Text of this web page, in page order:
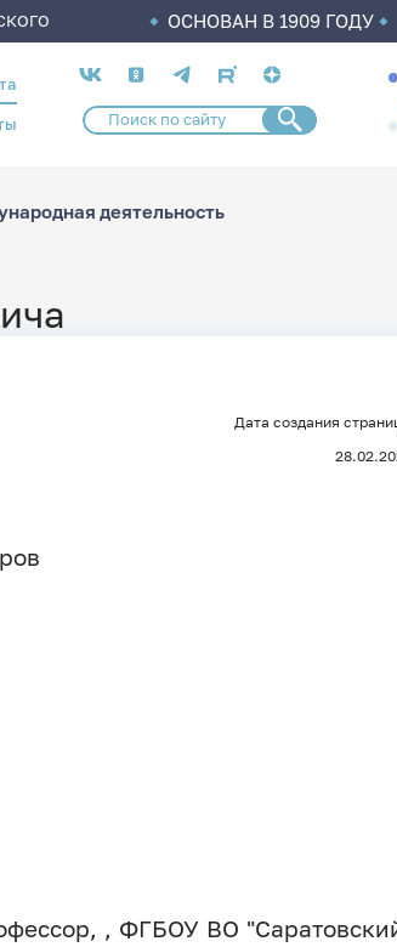
ОСНОВАН В 1909 ГОДУ
Социальные
сети
деятельность
Дата создания
, ФГБОУ ВО